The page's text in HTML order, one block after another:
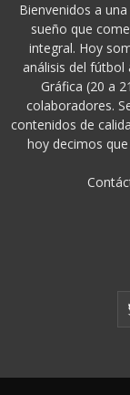
Bienvenidos a
sueño que
integral. Hoy
análisis del fútbol
Gráfica (20 a
colaboradores.
contenidos de
hoy decimos